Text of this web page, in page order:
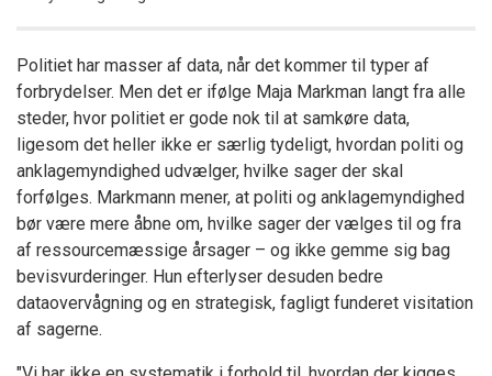
Politiet har masser af data, når det kommer til typer af
forbrydelser. Men det er ifølge Maja Markman langt fra alle
steder, hvor politiet er gode nok til at samkøre data,
ligesom det heller ikke er særlig tydeligt, hvordan politi og
anklagemyndighed udvælger, hvilke sager der skal
forfølges. Markmann mener, at politi og anklagemyndighed
bør være mere åbne om, hvilke sager der vælges til og fra
af ressourcemæssige årsager – og ikke gemme sig bag
bevisvurderinger. Hun efterlyser desuden bedre
dataovervågning og en strategisk, fagligt funderet visitation
af sagerne.